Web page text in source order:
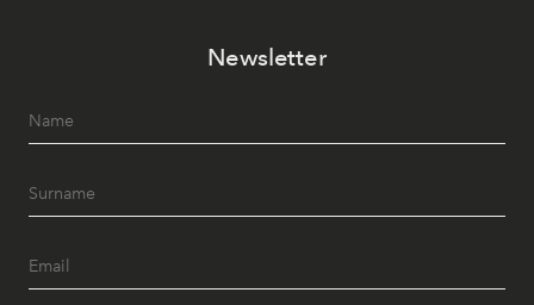
Newsletter